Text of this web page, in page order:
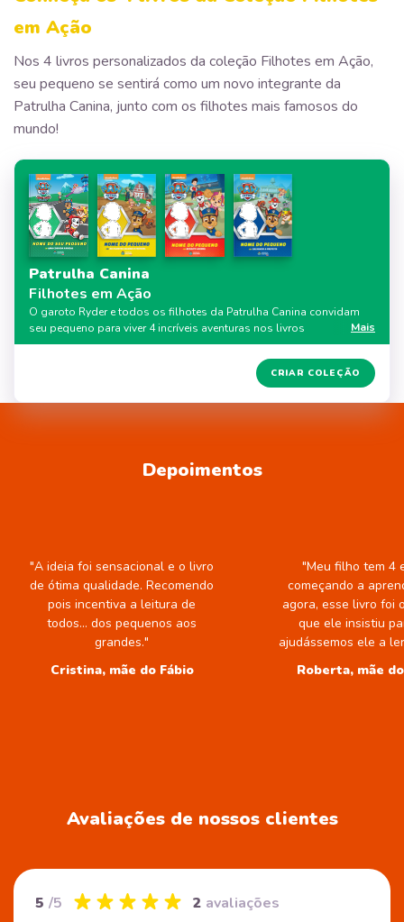
em Ação
Nos 4 livros personalizados da coleção Filhotes em Ação,
seu pequeno se sentirá como um novo integrante da
Patrulha Canina, junto com os filhotes mais famosos do
mundo!
Patrulha Canina
Filhotes em Ação
O garoto Ryder e todos os filhotes da Patrulha Canina convidam
seu pequeno para viver 4 incríveis aventuras nos livros
personalizados da coleção. Ele vai se divertir e aprender lições
valiosas através da leitura, junto com a turma de heróis caninos
Mais
CRIAR COLEÇÃO
Depoimentos
"A ideia foi sensacional e o livro
de ótima qualidade. Recomendo
pois incentiva a leitura de
todos... dos pequenos aos
grandes."
Cristina, mãe do Fábio
"Meu filho tem 4
começando a
agora, esse livro foi
que ele insistiu
ajudássemos ele a
Roberta, mãe
Avaliações de nossos clientes
5 /5 2 avaliações